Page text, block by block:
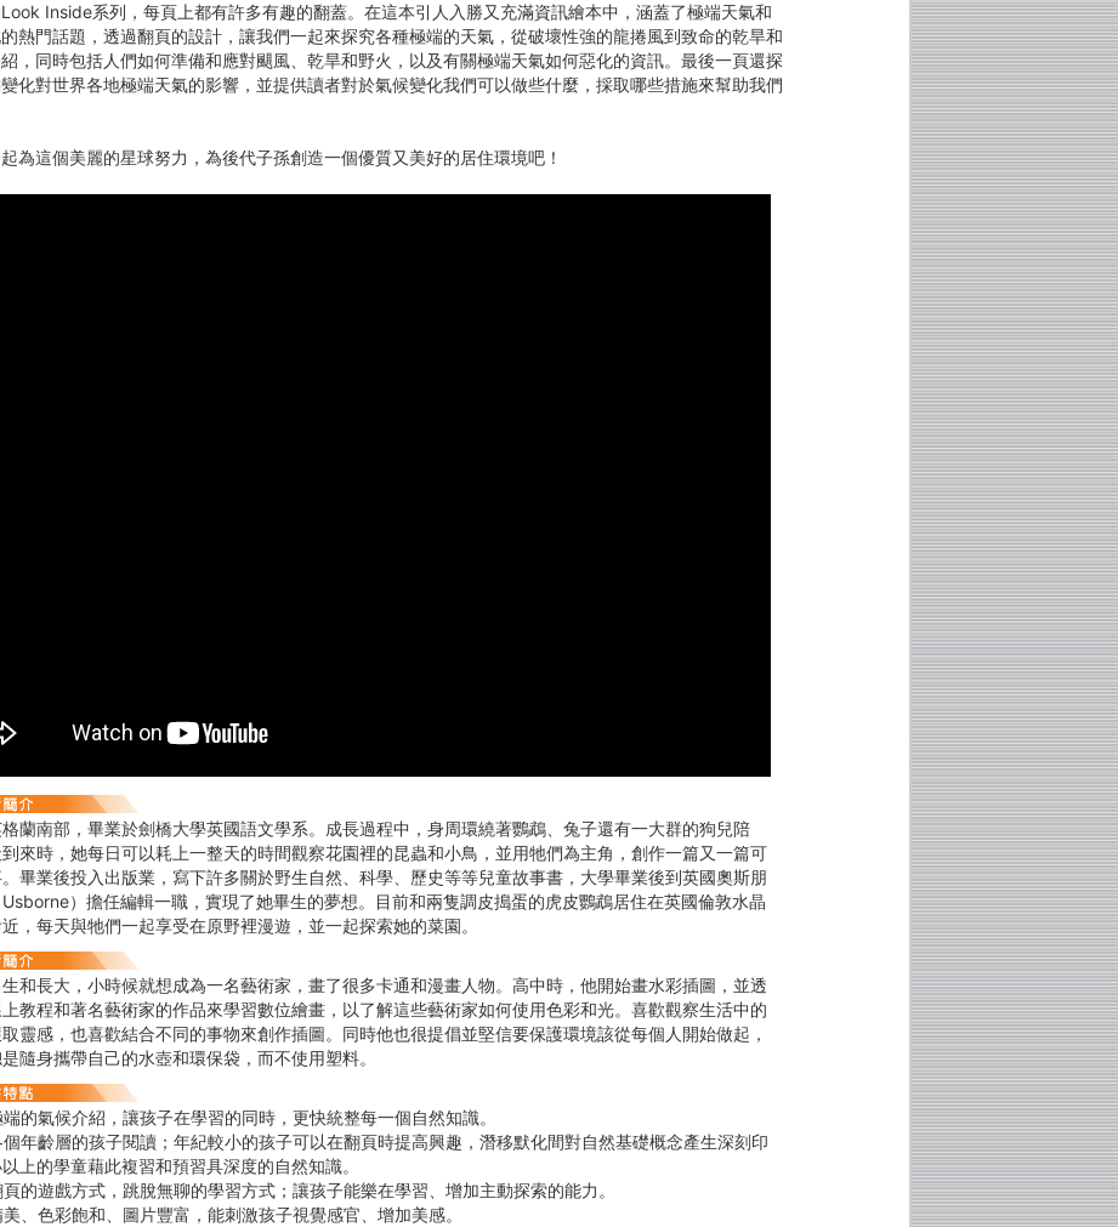
Inside系列，每頁上都有許多有趣的翻蓋。在這本引人入勝又充滿資訊繪本中，涵蓋了極端天氣和
熱門話題，透過翻頁的設計，讓我們一起來探究各種極端的天氣，從破壞性強的龍捲風到致命的乾旱和
，同時包括人們如何準備和應對颶風、乾旱和野火，以及有關極端天氣如何惡化的資訊。最後一頁還探
化對世界各地極端天氣的影響，並提供讀者對於氣候變化我們可以做些什麼，採取哪些措施來幫助我們
為這個美麗的星球努力，為後代子孫創造一個優質又美好的居住環境吧！
蘭南部，畢業於劍橋大學英國語文學系。成長過程中，身周環繞著鸚鵡、兔子還有一大群的狗兒陪
來時，她每日可以耗上一整天的時間觀察花園裡的昆蟲和小鳥，並用牠們為主角，創作一篇又一篇可
畢業後投入出版業，寫下許多關於野生自然、科學、歷史等等兒童故事書，大學畢業後到英國奧斯朋
）擔任編輯一職，實現了她畢生的夢想。目前和兩隻調皮搗蛋的虎皮鸚鵡居住在英國倫敦水晶
，每天與牠們一起享受在原野裡漫遊，並一起探索她的菜園。
和長大，小時候就想成為一名藝術家，畫了很多卡通和漫畫人物。高中時，他開始畫水彩插圖，並透
教程和著名藝術家的作品來學習數位繪畫，以了解這些藝術家如何使用色彩和光。喜歡觀察生活中的
靈感，也喜歡結合不同的事物來創作插圖。同時他也很提倡並堅信要保護環境該從每個人開始做起，
隨身攜帶自己的水壺和環保袋，而不使用塑料。
的氣候介紹，讓孩子在學習的同時，更快統整每一個自然知識。
年齡層的孩子閱讀；年紀較小的孩子可以在翻頁時提高興趣，潛移默化間對自然基礎概念產生深刻印
上的學童藉此複習和預習具深度的自然知識。
的遊戲方式，跳脫無聊的學習方式；讓孩子能樂在學習、增加主動探索的能力。
、色彩飽和、圖片豐富，能刺激孩子視覺感官、增加美感。